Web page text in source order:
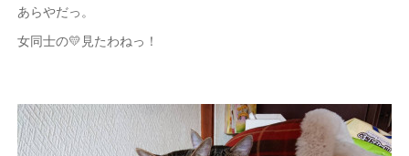
あらやだっ。
女同士の💛見たわねっ！